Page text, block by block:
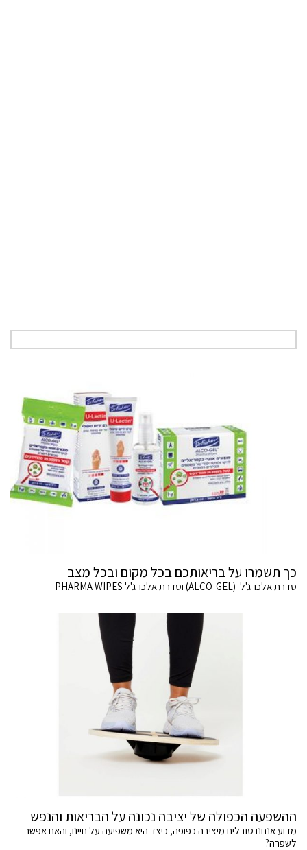
כך תשמרו על בריאותכם בכל מקום ובכל מצב
סדרת אלכו-ג'ל (ALCO-GEL) וסדרת אלכו-ג'ל PHARMA WIPES
ההשפעה הכפולה של יציבה נכונה על הבריאות והנפש
מדוע אנחנו סובלים מיציבה כפופה, כיצד היא משפיעה על חיינו, והאם אפשר
לשפרה?